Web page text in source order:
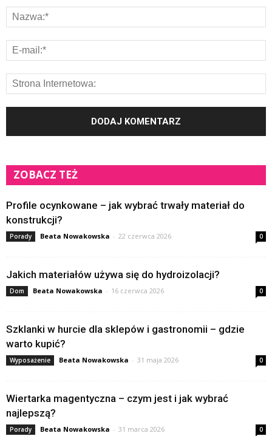
ZOBACZ TEŻ
Profile ocynkowane – jak wybrać trwały materiał do
konstrukcji?
Porady Beata Nowakowska - 22 czerwca 2026 0
Jakich materiałów używa się do hydroizolacji?
Dom Beata Nowakowska - 16 czerwca 2026 0
Szklanki w hurcie dla sklepów i gastronomii – gdzie
warto kupić?
Wyposażenie Beata Nowakowska - 31 maja 2026 0
Wiertarka magentyczna – czym jest i jak wybrać
najlepszą?
Porady Beata Nowakowska - 31 marca 2026 0